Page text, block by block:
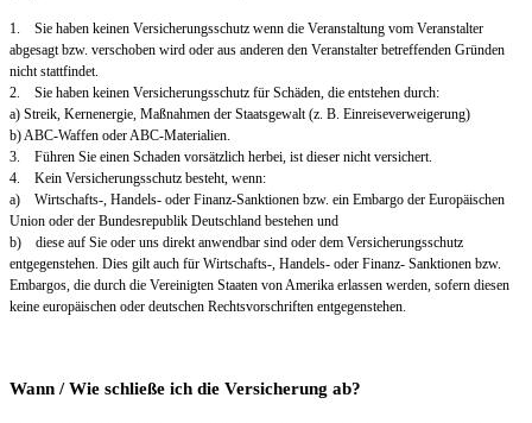
1. Sie haben keinen Versicherungsschutz wenn die Veranstaltung vom Veranstalter
abgesagt bzw. verschoben wird oder aus anderen den Veranstalter betreffenden Gründen
nicht stattfindet.
2. Sie haben keinen Versicherungsschutz für Schäden, die entstehen durch:
a) Streik, Kernenergie, Maßnahmen der Staatsgewalt (z. B. Einreiseverweigerung)
b) ABC-Waffen oder ABC-Materialien.
3. Führen Sie einen Schaden vorsätzlich herbei, ist dieser nicht versichert.
4. Kein Versicherungsschutz besteht, wenn:
a) Wirtschafts-, Handels- oder Finanz-Sanktionen bzw. ein Embargo der Europäischen
Union oder der Bundesrepublik Deutschland bestehen und
b) diese auf Sie oder uns direkt anwendbar sind oder dem Versicherungsschutz
entgegenstehen. Dies gilt auch für Wirtschafts-, Handels- oder Finanz- Sanktionen bzw.
Embargos, die durch die Vereinigten Staaten von Amerika erlassen werden, sofern diesen
keine europäischen oder deutschen Rechtsvorschriften entgegenstehen.
Wann / Wie schließe ich die Versicherung ab?